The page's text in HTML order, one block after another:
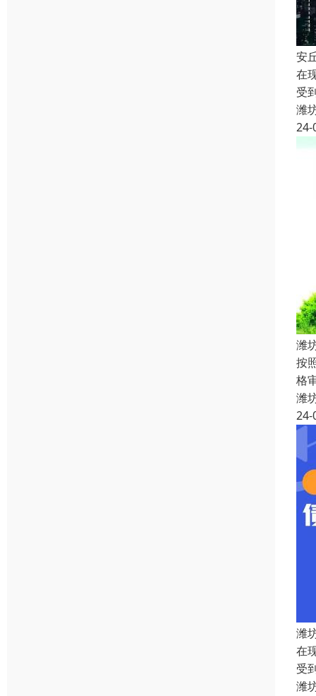
安
在
受
潍
24-
潍
按
格
潍
24-
潍
在
受
潍